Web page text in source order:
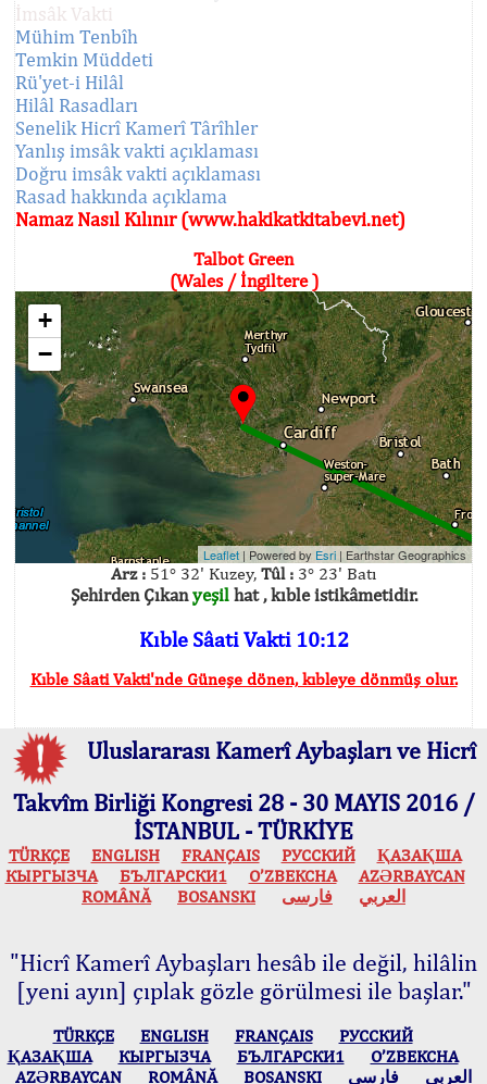
İmsâk Vakti
Mühim Tenbîh
Temkin Müddeti
Rü'yet-i Hilâl
Hilâl Rasadları
Senelik Hicrî Kamerî Târîhler
Yanlış imsâk vakti açıklaması
Doğru imsâk vakti açıklaması
Rasad hakkında açıklama
Namaz Nasıl Kılınır (www.hakikatkitabevi.net)
Talbot Green
(Wales / İngiltere )
+
−
Leaflet | Powered by Esri | Earthstar Geographics
Arz : 51° 32' Kuzey, Tûl : 3° 23' Batı
Şehirden Çıkanyeşilhat , kıble istikâmetidir.
Kıble Sâati Vakti 10:12
Kıble Sâati Vakti'nde Güneşe dönen, kıbleye dönmüş olur.
Uluslararası Kamerî Aybaşları ve Hicrî
Takvîm Birliği Kongresi 28 - 30 MAYIS 2016 /
İSTANBUL - TÜRKİYE
TÜRKÇE ENGLISH FRANÇAIS РУССКИЙ
ҚАЗАҚША
КЫPГЫЗЧA
БЪЛГАРСКИ1 O’ZBEKCHA
AZӘRBAYCAN
ROMÂNĂ
BOSANSKI العربي فارسی
"Hicrî Kamerî Aybaşları hesâb ile değil, hilâlin
[yeni ayın] çıplak gözle görülmesi ile başlar."
TÜRKÇE ENGLISH FRANÇAIS
РУССКИЙ
ҚАЗАҚША
КЫPГЫЗЧA БЪЛГАРСКИ1
O’ZBEKCHA
AZӘRBAYCAN
ROMÂNĂ BOSANSKI العربي فارسی